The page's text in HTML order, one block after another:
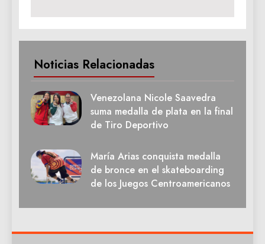
Noticias Relacionadas
Venezolana Nicole Saavedra
suma medalla de plata en la final
de Tiro Deportivo
María Arias conquista medalla
de bronce en el skateboarding
de los Juegos Centroamericanos